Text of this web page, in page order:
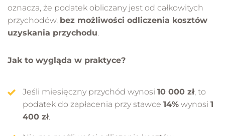
oznacza, że podatek obliczany jest od całkowitych
przychodów, bez możliwości odliczenia kosztów
uzyskania przychodu.
Jak to wygląda w praktyce?
Jeśli miesięczny przychód wynosi 10 000 zł, to
podatek do zapłacenia przy stawce 14% wynosi 1
400 zł.